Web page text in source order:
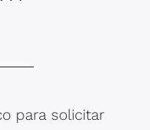
para solicitar